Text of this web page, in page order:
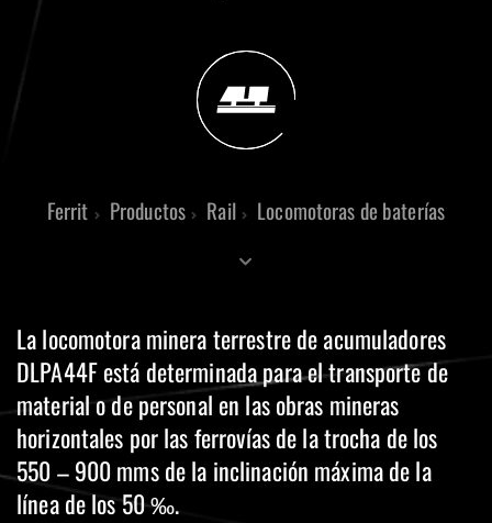
Ferrit Productos Rail Locomotoras de baterías
La locomotora minera terrestre de acumuladores
DLPA44F está determinada para el transporte de
material o de personal en las obras mineras
horizontales por las ferrovías de la trocha de los
550 – 900 mms de la inclinación máxima de la
línea de los 50 ‰.